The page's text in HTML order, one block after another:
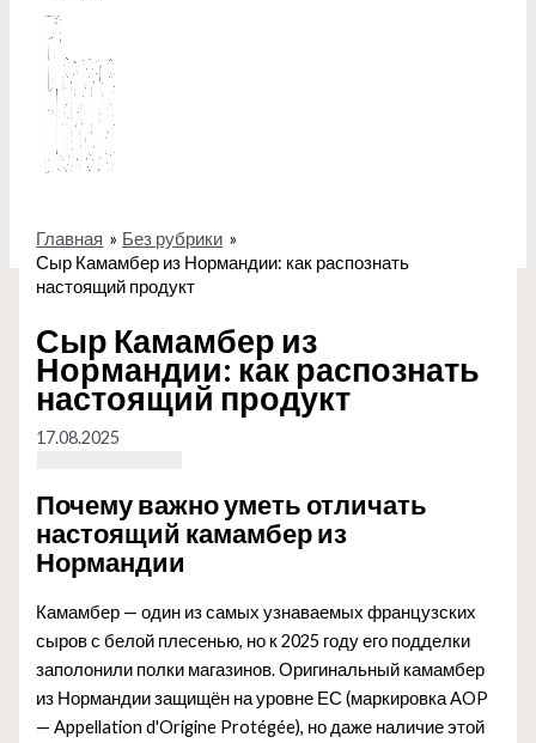
Главная
Без рубрики
Сыр Камамбер из Нормандии: как распознать
настоящий продукт
Сыр Камамбер из
Нормандии: как распознать
настоящий продукт
17.08.2025
Почему важно уметь отличать
настоящий камамбер из
Нормандии
Камамбер — один из самых узнаваемых французских
сыров с белой плесенью, но к 2025 году его подделки
заполонили полки магазинов. Оригинальный камамбер
из Нормандии защищён на уровне ЕС (маркировка AOP
— Appellation d'Origine Protégée), но даже наличие этой